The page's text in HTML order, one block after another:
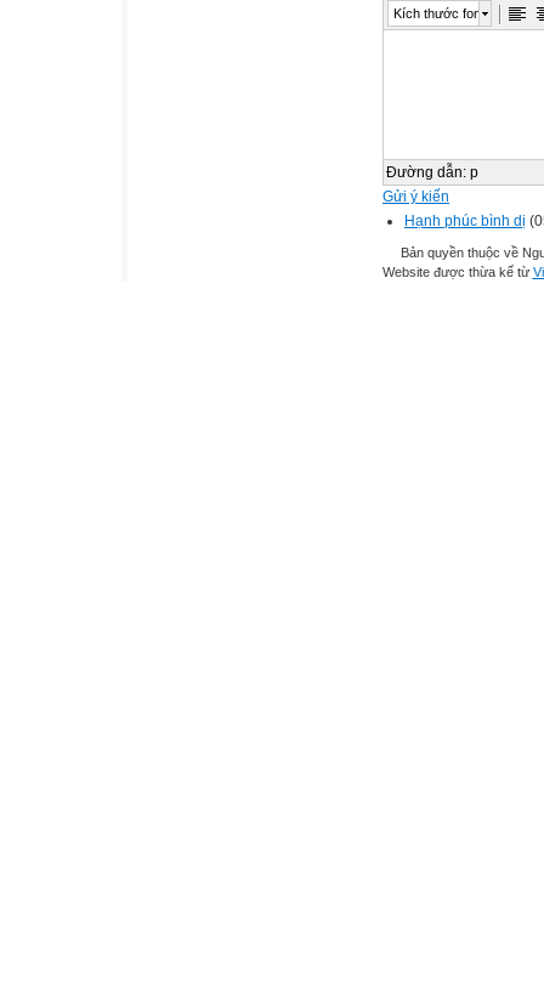
Kích thước font
Đường dẫn: p
Gửi ý kiến
Hạnh phúc bình dị
Bản quyền thuộc về
Website được thừa kế từ